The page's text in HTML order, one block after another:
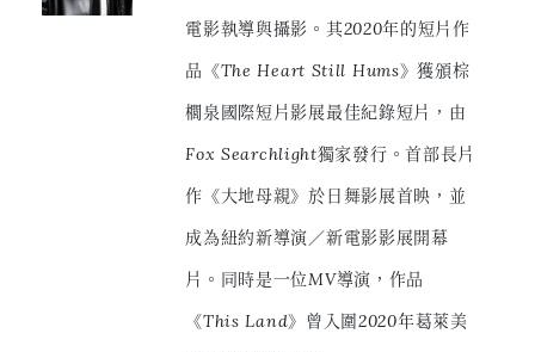
電影執導與攝影。其2020年的短片作
品《The Heart Still Hums》獲頒棕
櫚泉國際短片影展最佳紀錄短片，由
Fox Searchlight獨家發行。首部長片
作《大地母親》於日舞影展首映，並
成為紐約新導演／新電影影展開幕
片。同時是一位MV導演，作品
《This Land》曾入圍2020年葛萊美